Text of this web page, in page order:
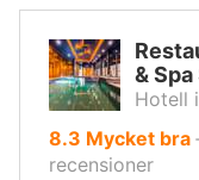
&
Hotell
8.3 av
10,
Mycket bra
recensioner